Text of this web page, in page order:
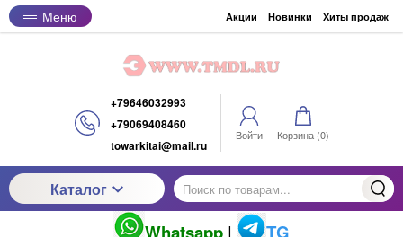
Меню Акции Новинки Хиты продаж
+79646032993
+79069408460
towarkitai@mail.ru
Войти Корзина (0)
Каталог
|